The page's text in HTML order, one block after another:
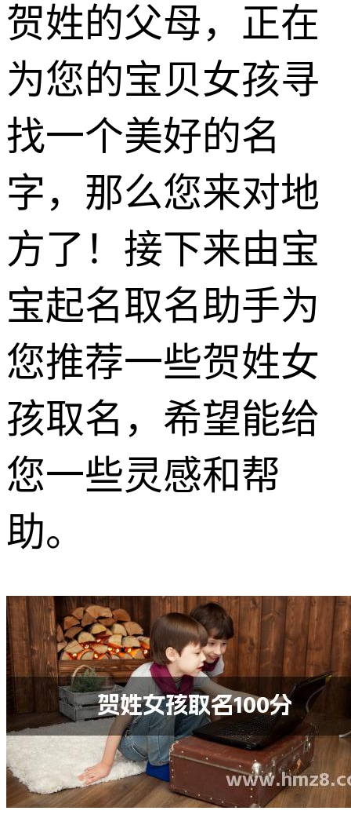
贺姓的父母，正在
为您的宝贝女孩寻
找一个美好的名
字，那么您来对地
方了！接下来由宝
宝起名取名助手为
您推荐一些贺姓女
孩取名，希望能给
您一些灵感和帮
助。